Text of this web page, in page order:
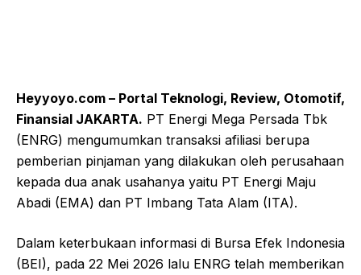
Heyyoyo.com – Portal Teknologi, Review, Otomotif,
Finansial JAKARTA. PT Energi Mega Persada Tbk
(ENRG) mengumumkan transaksi afiliasi berupa
pemberian pinjaman yang dilakukan oleh perusahaan
kepada dua anak usahanya yaitu PT Energi Maju
Abadi (EMA) dan PT Imbang Tata Alam (ITA).
Dalam keterbukaan informasi di Bursa Efek Indonesia
(BEI), pada 22 Mei 2026 lalu ENRG telah memberikan